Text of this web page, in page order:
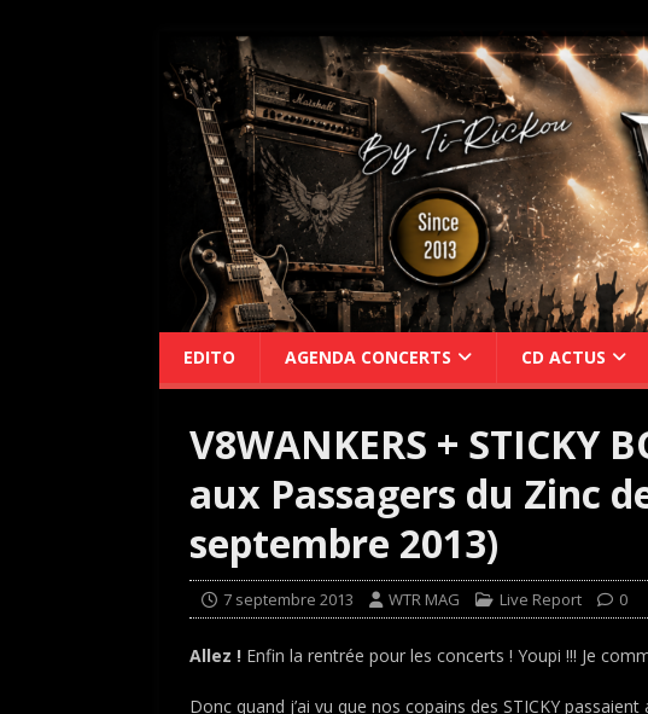
EDITO AGENDA CONCERTS CD ACTUS
V8WANKERS + STICKY
aux Passagers du Zinc
septembre 2013)
7 septembre 2013 WTR MAG Live Report 0
Allez ! Enfin la rentrée pour les concerts ! Youpi !!! Je
Donc quand j’ai vu que nos copains des STICKY